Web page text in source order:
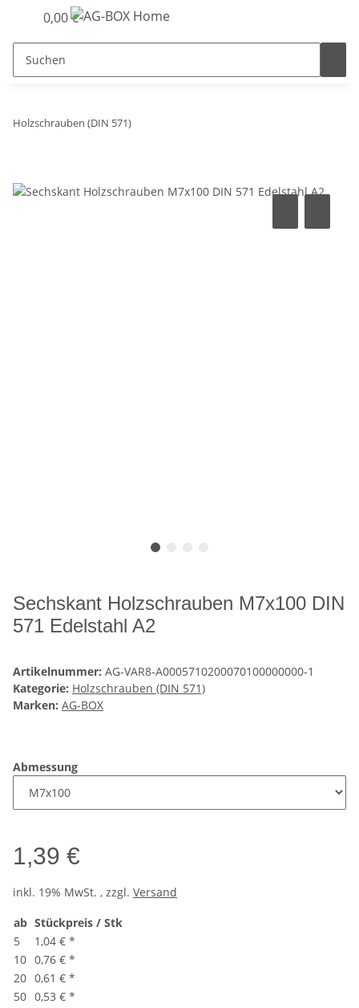
0,00 €
Holzschrauben (DIN 571)
Sechskant Holzschrauben M7x100 DIN
571 Edelstahl A2
Artikelnummer: AG-VAR8-A0005710200070100000000-1
Kategorie: Holzschrauben (DIN 571)
Marken: AG-BOX
Abmessung
1,39 €
inkl. 19% MwSt. , zzgl. Versand
ab Stückpreis / Stk
5
1,04 € *
10 0,76 € *
20 0,61 € *
50 0,53 € *